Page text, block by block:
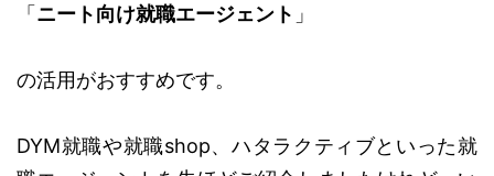
「ニート向け就職エージェント 」
の活用がおすすめです。
DYM就職や就職shop、ハタラクティブといった就